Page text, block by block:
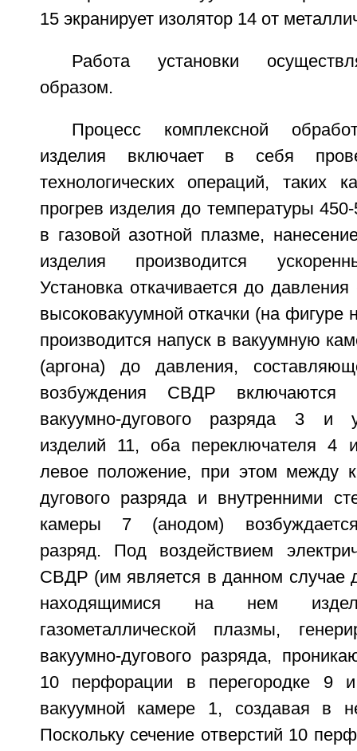
15 экранирует изолятор 14 от
Работа установки
образом.
Процесс комплексной
изделия включает в себя
технологических операций, таких
прогрев изделия до температуры
в газовой азотной плазме,
изделия производится
Установка откачивается до
высоковакуумной откачки (на фигуре
производится напуск в вакуумную
(аргона) до давления,
возбуждения СВДР включаются
вакуумно-дугового разряда 3 и
изделий 11, оба переключателя 4
левое положение, при этом между
дугового разряда и внутренними
камеры 7 (анодом) возбуждается
разряд. Под воздействием
СВДР (им является в данном случае
находящимися на нем
газометаллической плазмы,
вакуумно-дугового разряда,
10 перфорации в перегородке 9
вакуумной камере 1, создавая в
Поскольку сечение отверстий 10